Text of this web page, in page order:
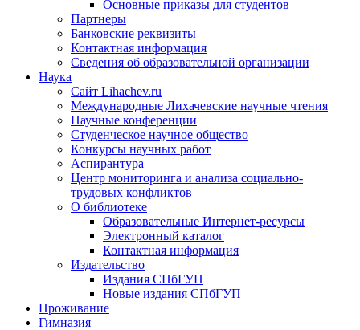
Основные приказы для студентов
Партнеры
Банковские реквизиты
Контактная информация
Сведения об образовательной организации
Наука
Сайт Lihachev.ru
Международные Лихачевские научные чтения
Научные конференции
Студенческое научное общество
Конкурсы научных работ
Аспирантура
Центр мониторинга и анализа социально-
трудовых конфликтов
О библиотеке
Образовательные Интернет-ресурсы
Электронный каталог
Контактная информация
Издательство
Издания СПбГУП
Новые издания СПбГУП
Проживание
Гимназия